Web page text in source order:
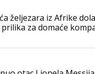
željezara iz Afrike
za domaće